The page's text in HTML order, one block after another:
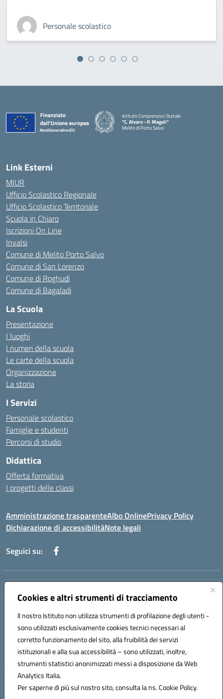
Cookies e altri strumenti di tracciamento
Il nostro Istituto non utilizza strumenti di profilazione degli utenti -
sono utilizzati esclusivamente cookies tecnici necessari al
corretto funzionamento del sito, alla fruibilità dei servizi
istituzionali e alla sua accessibilità – sono utilizzati, inoltre,
strumenti statistici anonimizzati messi a disposizione da Web
Analytics Italia.
Per saperne di più sul nostro sito, consulta la ns. Cookie Policy.
Personale scolastico
Istituto Comprensivo Statale
"C. Alvaro - P. Megali"
Melito di Porto Salvo
Link Esterni
MIUR
Ufficio Scolastico Regionale
Ufficio Scolastico Territoriale
Scuola in Chiaro
Iscrizioni On Line
Invalsi
Comune di Melito Porto Salvo
Comune di San Lorenzo
Comune di Roghudi
Comune di Bagaladi
La Scuola
Presentazione
I luoghi
I numeri della scuola
Le carte della scuola
Organizzazione
La storia
I Servizi
Personale scolastico
Famiglie e studenti
Percorsi di studio
Didattica
Offerta formativa
I progetti delle classi
Amministrazione trasparenteAlbo OnlinePrivacy Policy
Dichiarazione di accessibilitàNote legali
Seguici su:
Indirizzo:
Centralino:+39 0965 78 12 60 Email:rcic841003@istruzione.it
Codice fiscale: 92034530805
Codice meccanografico:
rcic841003
Codice Indice delle Pubbliche Amministrazioni (IPA): istsc_rcic841003
Hosting & Powered by 3D Solution S.r.l.
Concept & Design by Designers Italia